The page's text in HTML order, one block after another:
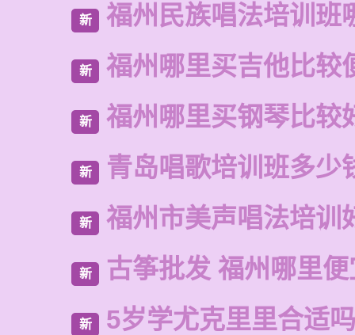
新 福州民族唱法培训班
新 福州哪里买吉他比较
新 福州哪里买钢琴比较
新 青岛唱歌培训班多少
新 福州市美声唱法培训
新 古筝批发 福州哪里
新 5岁学尤克里里合适吗